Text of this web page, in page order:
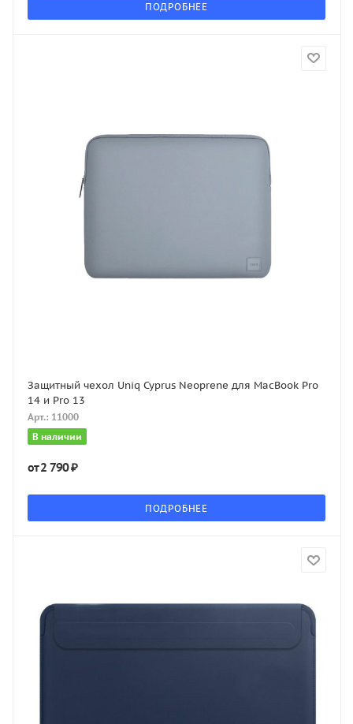
ПОДРОБНЕЕ
Защитный чехол Uniq Cyprus Neoprene для MacBook Pro
14 и Pro 13
Арт.: 11000
В наличии
от2 790 ₽
ПОДРОБНЕЕ